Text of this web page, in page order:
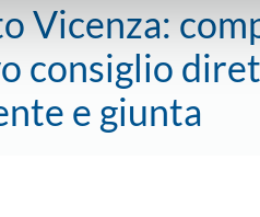
Vicenza:
consiglio
e giunta